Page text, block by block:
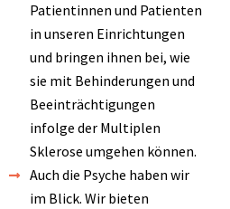
Patientinnen und Patienten
in unseren Einrichtungen
und bringen ihnen bei, wie
sie mit Behinderungen und
Beeinträchtigungen
infolge der Multiplen
Sklerose umgehen können.
Auch die Psyche haben wir
im Blick. Wir bieten